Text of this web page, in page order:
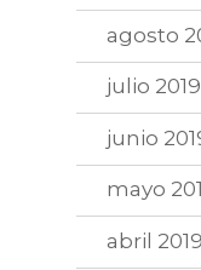
agosto
julio 2019
junio
mayo
abril 2019